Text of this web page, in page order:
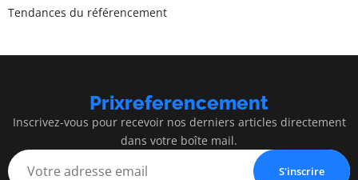
Tendances du référencement
Prixreferencement
Inscrivez-vous pour recevoir nos derniers articles directement
dans votre boîte mail.
S'inscrire